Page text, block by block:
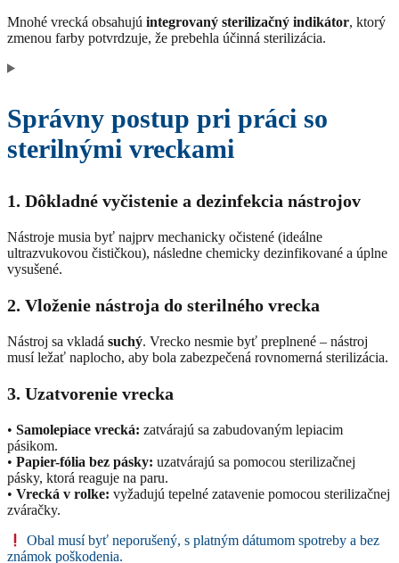
Mnohé vrecká obsahujú integrovaný sterilizačný indikátor, ktorý
zmenou farby potvrdzuje, že prebehla účinná sterilizácia.
Správny postup pri práci so
sterilnými vreckami
1. Dôkladné vyčistenie a dezinfekcia nástrojov
Nástroje musia byť najprv mechanicky očistené (ideálne
ultrazvukovou čističkou), následne chemicky dezinfikované a úplne
vysušené.
2. Vloženie nástroja do sterilného vrecka
Nástroj sa vkladá suchý. Vrecko nesmie byť preplnené – nástroj
musí ležať naplocho, aby bola zabezpečená rovnomerná sterilizácia.
3. Uzatvorenie vrecka
• Samolepiace vrecká: zatvárajú sa zabudovaným lepiacim
pásikom.
• Papier-fólia bez pásky: uzatvárajú sa pomocou sterilizačnej
pásky, ktorá reaguje na paru.
• Vrecká v rolke: vyžadujú tepelné zatavenie pomocou sterilizačnej
zváračky.
Obal musí byť neporušený, s platným dátumom spotreby a bez
známok poškodenia.